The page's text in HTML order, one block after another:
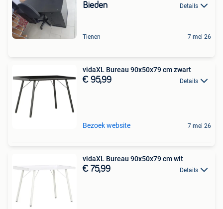
Bieden Details
Tienen 7 mei 26
vidaXL Bureau 90x50x79 cm zwart
€ 95,99 Details
Bezoek website 7 mei 26
vidaXL Bureau 90x50x79 cm wit
€ 75,99 Details